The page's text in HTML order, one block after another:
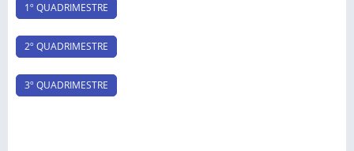
1º QUADRIMESTRE
2º QUADRIMESTRE
3º QUADRIMESTRE